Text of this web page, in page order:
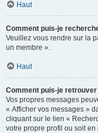
Haut
Comment puis-je
Veuillez vous rendre sur la
un membre ».
Haut
Comment puis-je
Vos propres messages
« Afficher vos messages »
cliquant sur le lien «
votre propre profil ou soit